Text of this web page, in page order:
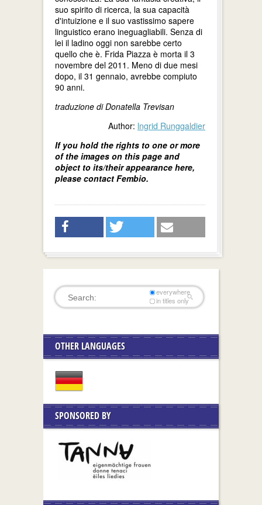
suo spirito di ricerca, la sua capacità
d'intuizione e il suo vastissimo sapere
linguistico erano ineguagliabili. Senza di
lei il ladino oggi non sarebbe certo
quello che è. Frida Piazza è morta il 3
novembre del 2011. Meno di due mesi
dopo, il 31 gennaio, avrebbe compiuto
90 anni.
traduzione di Donatella Trevisan
Author: lngrid Runggaldier
If you hold the rights to one or more
of the images on this page and
object to its/their appearance here,
please contact Fembio.
everywhere
in titles only
OTHER LANGUAGES
SPONSORED BY